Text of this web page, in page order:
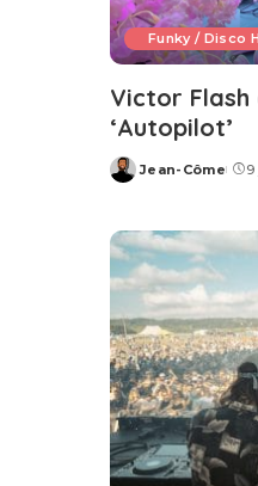
Funky / Disco
Victor
‘Autopilot’
Posted
Jean-Côme